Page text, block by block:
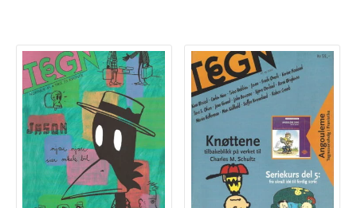
Odd Henning Skyllingstad
Ronny Haugeland
Roy Søbstad
Rui Tenreiro